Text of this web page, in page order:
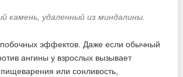
камень, удаленный из миндалины.
эффектов. Даже если обычный
ангины у взрослых вызывает
пищеварения или сонливость,